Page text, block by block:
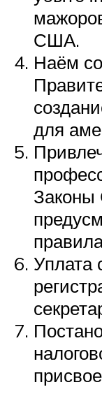
США.
Наём
для
Уплата